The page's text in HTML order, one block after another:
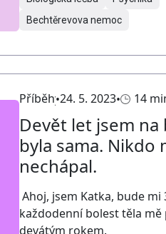
Bechtěrevova nemoc
Příběhy24. 5. 2023 14
Devět let jsem na
byla sama. Nikdo
nechápal.
Ahoj, jsem Katka, bude mi
každodenní bolest těla mě
devátým rokem.